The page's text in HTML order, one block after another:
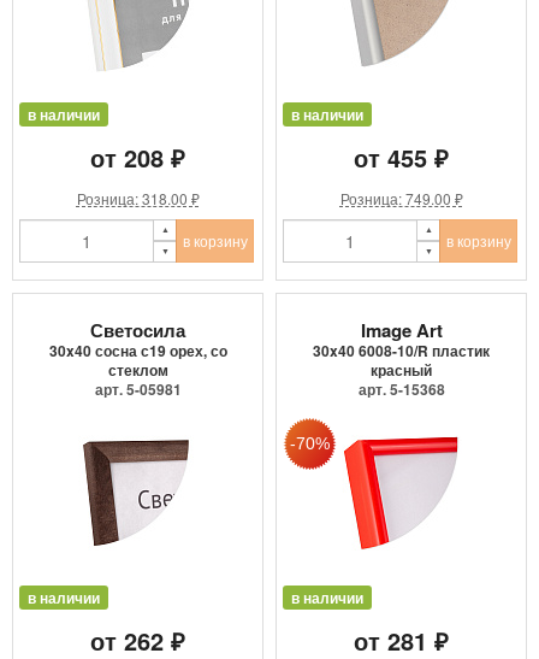
в наличии
от 208 ₽
Розница: 318.00 ₽
в корзину
в наличии
от 455 ₽
Розница: 749.00 ₽
в корзину
Светосила
30x40 сосна с19 орех, со
стеклом
арт. 5-05981
в наличии
от 262 ₽
Image Art
30x40 6008-10/R пластик
красный
арт. 5-15368
в наличии
от 281 ₽